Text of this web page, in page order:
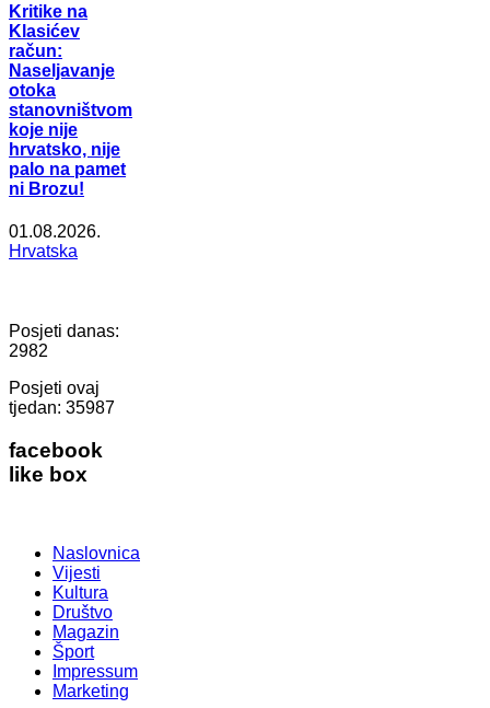
Kritike na
Klasićev
račun:
Naseljavanje
otoka
stanovništvom
koje nije
hrvatsko, nije
palo na pamet
ni Brozu!
01.08.2026.
Hrvatska
Posjeti danas:
2982
Posjeti ovaj
tjedan: 35987
facebook
like box
Naslovnica
Vijesti
Kultura
Društvo
Magazin
Šport
Impressum
Marketing